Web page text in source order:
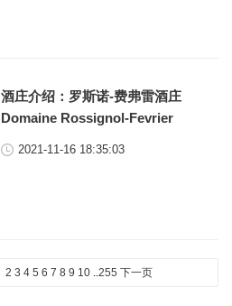
酒庄介绍：罗斯诺-费弗雷酒庄
Domaine Rossignol-Fevrier
2021-11-16 18:35:03
2 3 4 5 6 7 8 9 10 ..255 下一页